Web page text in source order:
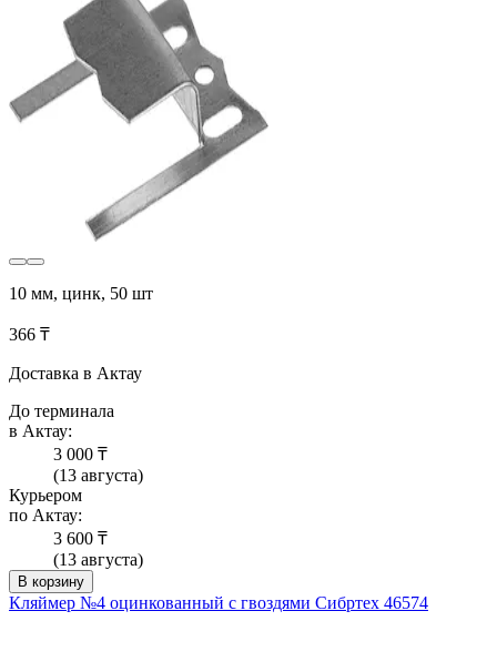
10 мм, цинк, 50 шт
366 ₸
Доставка в Актау
До терминала
в Актау:
3 000 ₸
(13 августа)
Курьером
по Актау:
3 600 ₸
(13 августа)
В корзину
Кляймер №4 оцинкованный с гвоздями Сибртех 46574